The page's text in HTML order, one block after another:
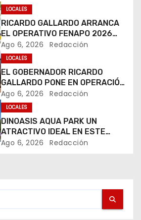
LOCALES
RICARDO GALLARDO ARRANCA
EL OPERATIVO FENAPO 2026
PARA GARANTIZAR LA
SEGURIDAD DE MÁS DE 9
MILLONES DE VISITANTES
Ago 6, 2026 Redacción
LOCALES
EL GOBERNADOR RICARDO
GALLARDO PONE EN OPERACIÓN
LOS PRIMEROS CUATRO PERROS
ROBOT
Ago 6, 2026 Redacción
LOCALES
DINOASIS AQUA PARK UN
ATRACTIVO IDEAL EN ESTE
VERANO
Ago 6, 2026 Redacción